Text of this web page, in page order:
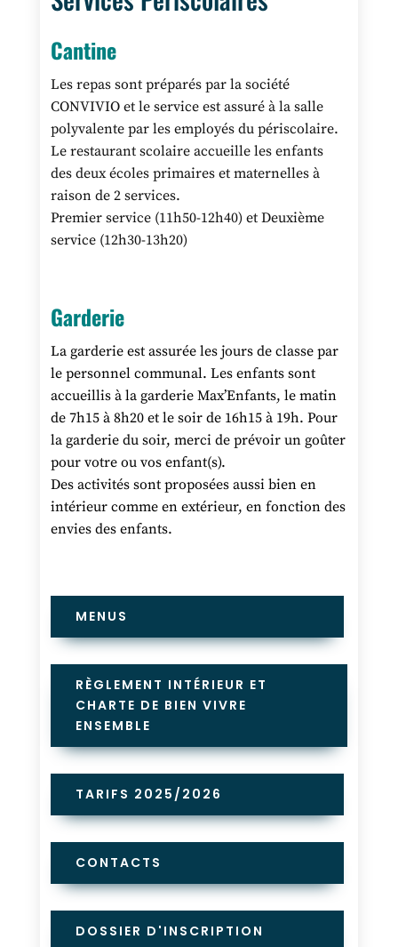
Cantine
Les repas sont préparés par la société
CONVIVIO et le service est assuré à la salle
polyvalente par les employés du périscolaire.
Le restaurant scolaire accueille les enfants
des deux écoles primaires et maternelles à
raison de 2 services.
Premier service (11h50-12h40) et Deuxième
service (12h30-13h20)
Garderie
La garderie est assurée les jours de classe par
le personnel communal. Les enfants sont
accueillis à la garderie Max’Enfants, le matin
de 7h15 à 8h20 et le soir de 16h15 à 19h. Pour
la garderie du soir, merci de prévoir un goûter
pour votre ou vos enfant(s).
Des activités sont proposées aussi bien en
intérieur comme en extérieur, en fonction des
envies des enfants.
MENUS
RÈGLEMENT INTÉRIEUR ET
CHARTE DE BIEN VIVRE
ENSEMBLE
TARIFS 2025/2026
CONTACTS
DOSSIER D'INSCRIPTION